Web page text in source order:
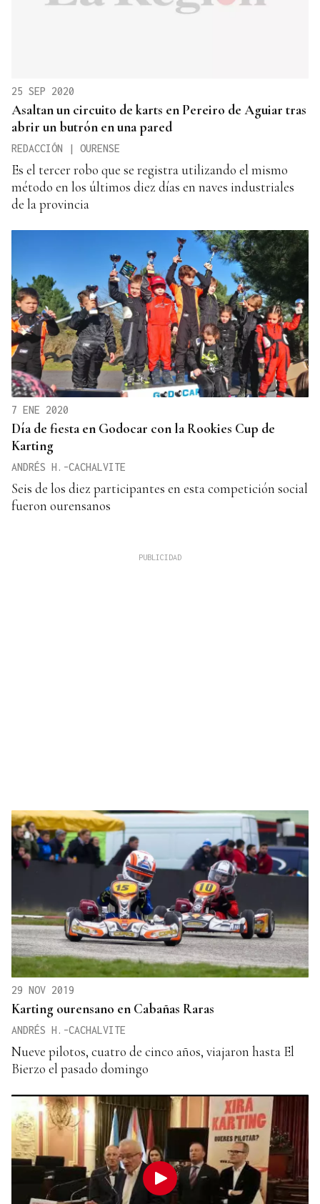
25 SEP 2020
Asaltan un circuito de karts en Pereiro de Aguiar tras
abrir un butrón en una pared
REDACCIÓN | OURENSE
Es el tercer robo que se registra utilizando el mismo
método en los últimos diez días en naves industriales
de la provincia
7 ENE 2020
Día de fiesta en Godocar con la Rookies Cup de
Karting
ANDRÉS H.-CACHALVITE
Seis de los diez participantes en esta competición social
fueron ourensanos
29 NOV 2019
Karting ourensano en Cabañas Raras
ANDRÉS H.-CACHALVITE
Nueve pilotos, cuatro de cinco años, viajaron hasta El
Bierzo el pasado domingo